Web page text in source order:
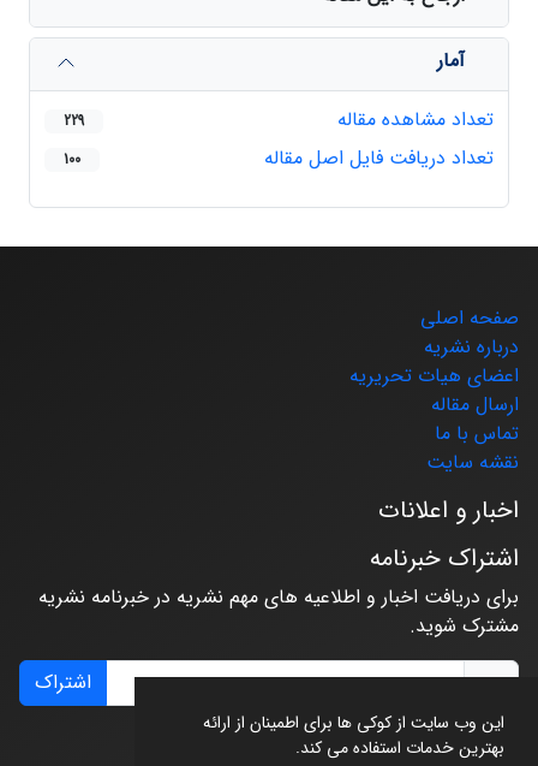
این وب سایت از کوکی ها برای اطمینان از ارائه
بهترین خدمات استفاده می کند.
آمار
تعداد مشاهده مقاله
229
تعداد دریافت فایل اصل مقاله 100
صفحه اصلی
درباره نشریه
اعضای هیات تحریریه
ارسال مقاله
تماس با ما
نقشه سایت
اخبار و اعلانات
اشتراک خبرنامه
برای دریافت اخبار و اطلاعیه های مهم نشریه در خبرنامه نشریه
مشترک شوید.
اشتراک